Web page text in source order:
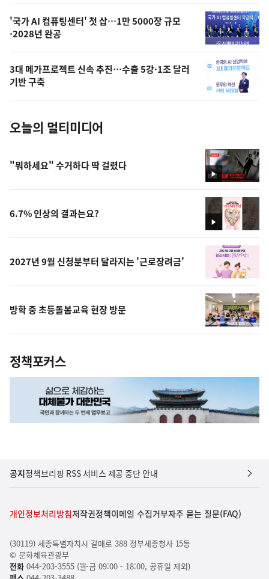
오
의
사
진
'국가 AI 컴퓨팅센터' 첫 삽…1만 5000장 규모
·2028년 완공
3대 메가프로젝트 신속 추진…수출 5강·1조 달러
기반 구축
오늘의 멀티미디어
영
상
"뭐하세요" 수거하다 딱 걸렸다
영
상
6.7% 인상의 결과는요?
2027년 9월 신청분부터 달라지는 '근로장려금'
방학 중 초등돌봄교육 현장 방문
정책포커스
공지정책브리핑 RSS 서비스 제공 중단 안내
개인정보처리방침저작권정책이메일 수집거부자주 묻는 질문(FAQ)
(30119) 세종특별자치시 갈매로 388 정부세종청사 15동
© 문화체육관광부
전화044-203-3555 (월-금 09:00 - 18:00, 공휴일 제외)